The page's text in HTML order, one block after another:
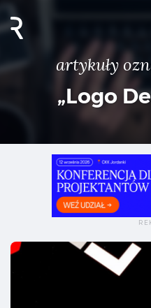
artykuły
„Logo